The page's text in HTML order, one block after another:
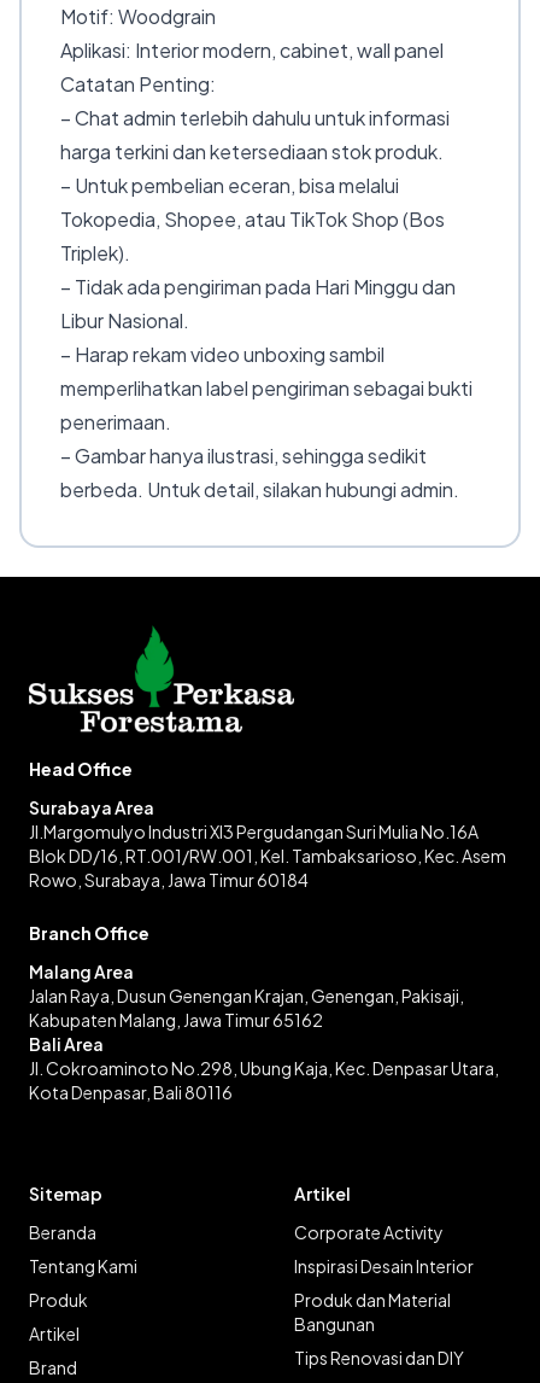
Motif: Woodgrain
Aplikasi: Interior modern, cabinet, wall panel
Catatan Penting:
– Chat admin terlebih dahulu untuk informasi
harga terkini dan ketersediaan stok produk.
– Untuk pembelian eceran, bisa melalui
Tokopedia, Shopee, atau TikTok Shop (Bos
Triplek).
– Tidak ada pengiriman pada Hari Minggu dan
Libur Nasional.
– Harap rekam video unboxing sambil
memperlihatkan label pengiriman sebagai bukti
penerimaan.
– Gambar hanya ilustrasi, sehingga sedikit
berbeda. Untuk detail, silakan hubungi admin.
Head Office
Surabaya Area
Jl.Margomulyo Industri XI3 Pergudangan Suri Mulia No.16A
Blok DD/16, RT.001/RW.001, Kel. Tambaksarioso, Kec. Asem
Rowo, Surabaya, Jawa Timur 60184
Branch Office
Malang Area
Jalan Raya, Dusun Genengan Krajan, Genengan, Pakisaji,
Kabupaten Malang, Jawa Timur 65162
Bali Area
Jl. Cokroaminoto No.298, Ubung Kaja, Kec. Denpasar Utara,
Kota Denpasar, Bali 80116
Sitemap
Beranda
Tentang Kami
Produk
Artikel
Brand
Artikel
Corporate Activity
Inspirasi Desain Interior
Produk dan Material
Bangunan
Tips Renovasi dan DIY